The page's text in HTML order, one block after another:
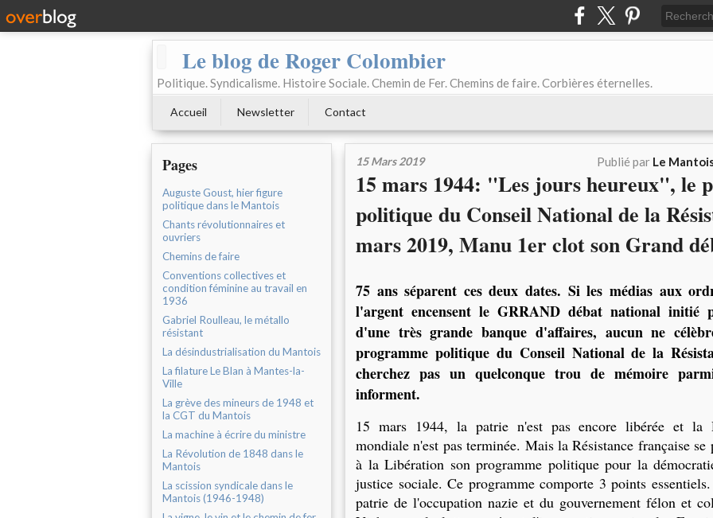
Le blog de Roger Colombier
Politique. Syndicalisme. Histoire Sociale. Chemin de Fer. Chemins de faire. Corbières éternelles.
Accueil Newsletter Contact
Pages
Auguste Goust, hier figure
politique dans le Mantois
Chants révolutionnaires et
ouvriers
Chemins de faire
Conventions collectives et
condition féminine au travail en
1936
Gabriel Roulleau, le métallo
résistant
La désindustrialisation du Mantois
La filature Le Blan à Mantes-la-
Ville
La grève des mineurs de 1948 et
la CGT du Mantois
La machine à écrire du ministre
La Révolution de 1848 dans le
Mantois
La scission syndicale dans le
Mantois (1946-1948)
15 Mars 2019 Publié par Le
15 mars 1944: "Les jours heureux", le
politique du Conseil National de la
mars 2019, Manu 1er clot son Grand
75 ans séparent ces deux dates. Si les médias aux
l'argent encensent le GRRAND débat national initié
d'une très grande banque d'affaires, aucun ne
programme politique du Conseil National de la
cherchez pas un quelconque trou de mémoire
informent.
15 mars 1944, la patrie n'est pas encore libérée et la
mondiale n'est pas terminée. Mais la Résistance française
à la Libération son programme politique pour la
justice sociale. Ce programme comporte 3 points
patrie de l'occupation nazie et du gouvernement félon et